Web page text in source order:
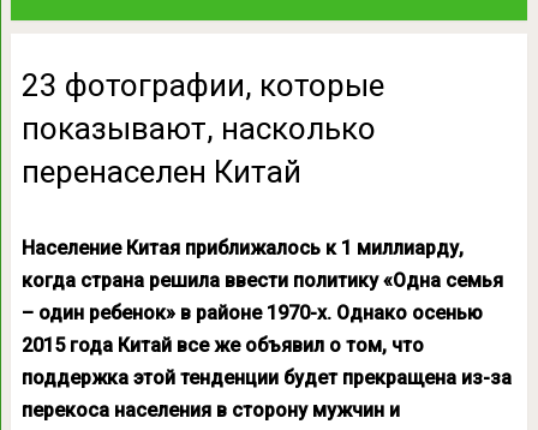
23 фотографии, которые
показывают, насколько
перенаселен Китай
Население Китая приближалось к 1 миллиарду,
когда страна решила ввести политику «Одна семья
– один ребенок» в районе 1970-х. Однако осенью
2015 года Китай все же объявил о том, что
поддержка этой тенденции будет прекращена из-за
перекоса населения в сторону мужчин и